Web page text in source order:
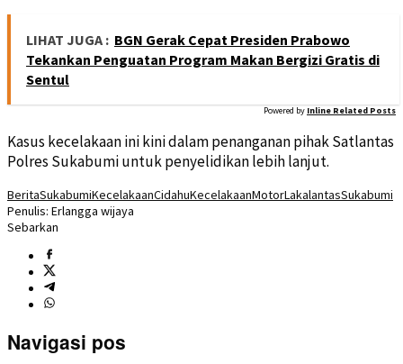
LIHAT JUGA : BGN Gerak Cepat Presiden Prabowo
Tekankan Penguatan Program Makan Bergizi Gratis di
Sentul
Powered by Inline Related Posts
Kasus kecelakaan ini kini dalam penanganan pihak Satlantas
Polres Sukabumi untuk penyelidikan lebih lanjut.
BeritaSukabumiKecelakaanCidahuKecelakaanMotorLakalantasSukabumi
Penulis: Erlangga wijaya
Sebarkan
Navigasi pos